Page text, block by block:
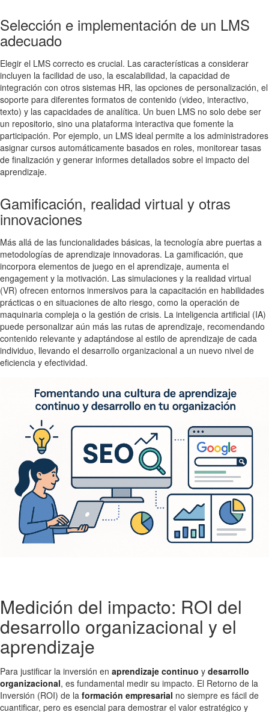
Selección e implementación de un LMS
adecuado
Elegir el LMS correcto es crucial. Las características a considerar
incluyen la facilidad de uso, la escalabilidad, la capacidad de
integración con otros sistemas HR, las opciones de personalización, el
soporte para diferentes formatos de contenido (video, interactivo,
texto) y las capacidades de analítica. Un buen LMS no solo debe ser
un repositorio, sino una plataforma interactiva que fomente la
participación. Por ejemplo, un LMS ideal permite a los administradores
asignar cursos automáticamente basados en roles, monitorear tasas
de finalización y generar informes detallados sobre el impacto del
aprendizaje.
Gamificación, realidad virtual y otras
innovaciones
Más allá de las funcionalidades básicas, la tecnología abre puertas a
metodologías de aprendizaje innovadoras. La gamificación, que
incorpora elementos de juego en el aprendizaje, aumenta el
engagement y la motivación. Las simulaciones y la realidad virtual
(VR) ofrecen entornos inmersivos para la capacitación en habilidades
prácticas o en situaciones de alto riesgo, como la operación de
maquinaria compleja o la gestión de crisis. La inteligencia artificial (IA)
puede personalizar aún más las rutas de aprendizaje, recomendando
contenido relevante y adaptándose al estilo de aprendizaje de cada
individuo, llevando el desarrollo organizacional a un nuevo nivel de
eficiencia y efectividad.
Medición del impacto: ROI del
desarrollo organizacional y el
aprendizaje
Para justificar la inversión en aprendizaje continuo y desarrollo
organizacional, es fundamental medir su impacto. El Retorno de la
Inversión (ROI) de la formación empresarial no siempre es fácil de
cuantificar, pero es esencial para demostrar el valor estratégico y